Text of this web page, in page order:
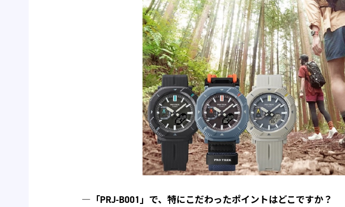
―「PRJ-B001」で、特にこだわったポイントはどこですか？